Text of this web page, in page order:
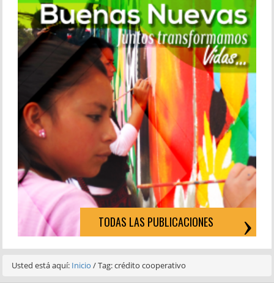
TODAS LAS PUBLICACIONES
Usted está aquí: Inicio/Tag: crédito cooperativo